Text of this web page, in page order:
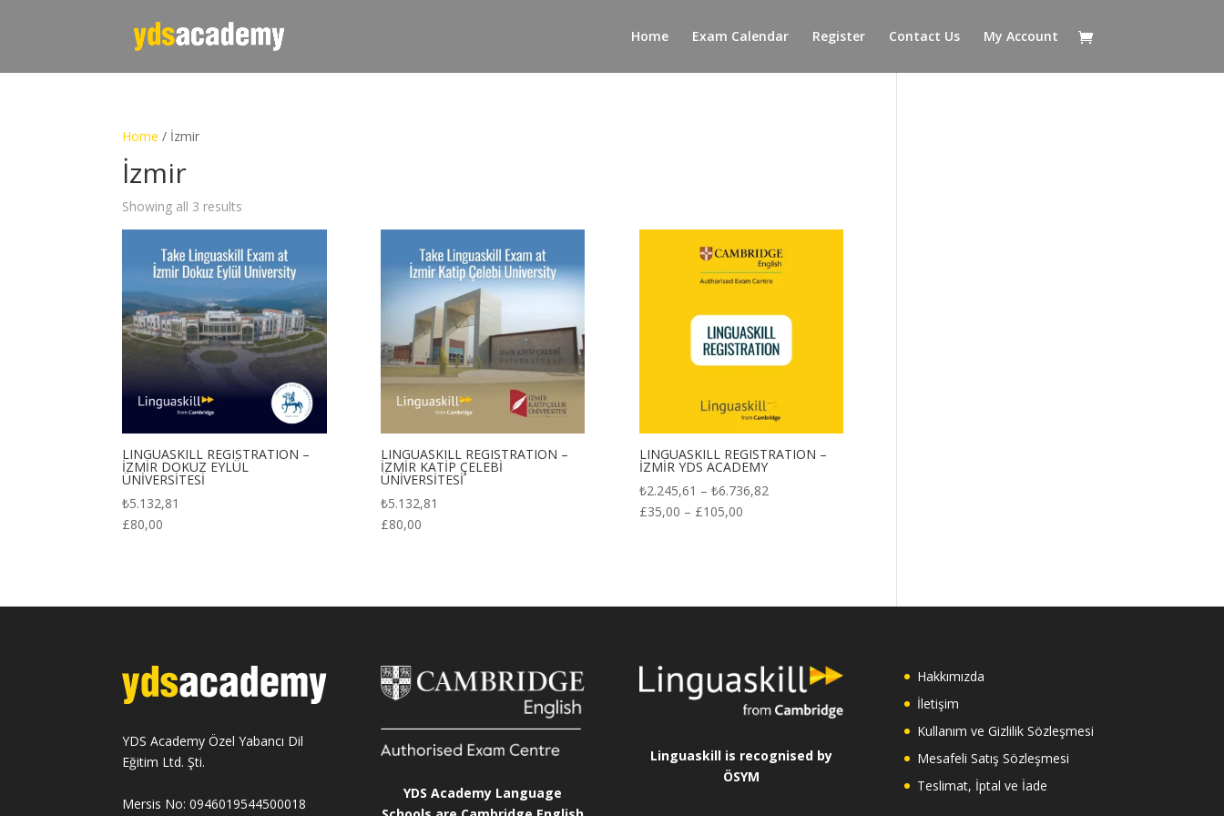
Home Exam Calendar Register Contact Us My Account
Home / İzmir
İzmir
Showing all 3 results
LINGUASKILL REGISTRATION –
İZMİR DOKUZ EYLÜL
ÜNİVERSİTESİ
₺5.132,81
£80,00
LINGUASKILL REGISTRATION –
İZMİR KATİP ÇELEBİ
ÜNİVERSİTESİ
₺5.132,81
£80,00
LINGUASKILL REGISTRATION –
İZMİR YDS ACADEMY
₺2.245,61 – ₺6.736,82Price
£35,00 – £105,00
YDS Academy Özel Yabancı Dil
Eğitim Ltd. Şti.
Mersis No: 0946019544500018
YDS Academy Language
Linguaskill is recognised by
ÖSYM
Hakkımızda
İletişim
Kullanım ve Gizlilik Sözleşmesi
Mesafeli Satış Sözleşmesi
Teslimat, İptal ve İade